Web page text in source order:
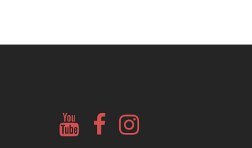
Youtube
Glockenberatung
Facebook
Glockenbörse
Instagram
Glockenbörse